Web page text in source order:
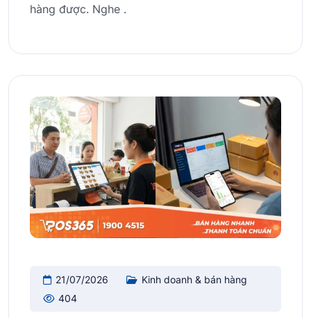
hàng được. Nghe .
21/07/2026
Kinh doanh & bán hàng
404